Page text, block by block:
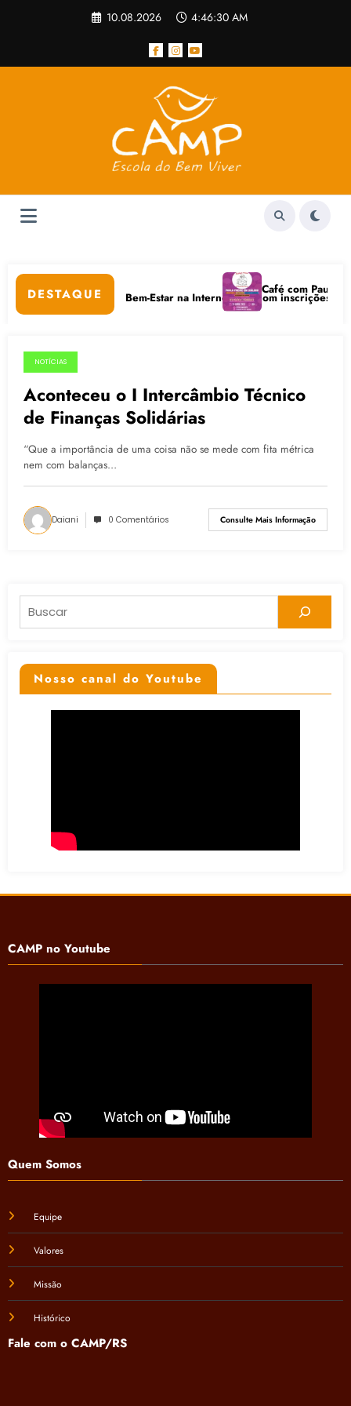
10.08.2026 4:46:30 AM
DESTAQUE
Digitais e Bem-Estar na Internet está com inscrições abertas
Café com Paulo
29.06.2015
NOTÍCIAS
Aconteceu o I Intercâmbio Técnico
de Finanças Solidárias
“Que a importância de uma coisa não se mede com fita métrica
nem com balanças…
Daiani 0 Comentários Consulte Mais Informação
Pesquisar
Nosso canal do Youtube
CAMP no Youtube
Quem Somos
Equipe
Valores
Missão
Histórico
Fale com o CAMP/RS